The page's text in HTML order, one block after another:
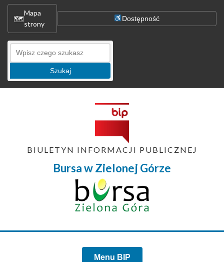
🗺
Mapa
strony
Dostępność
Szukaj
BIULETYN INFORMACJI PUBLICZNEJ
Bursa w Zielonej Górze
Menu BIP